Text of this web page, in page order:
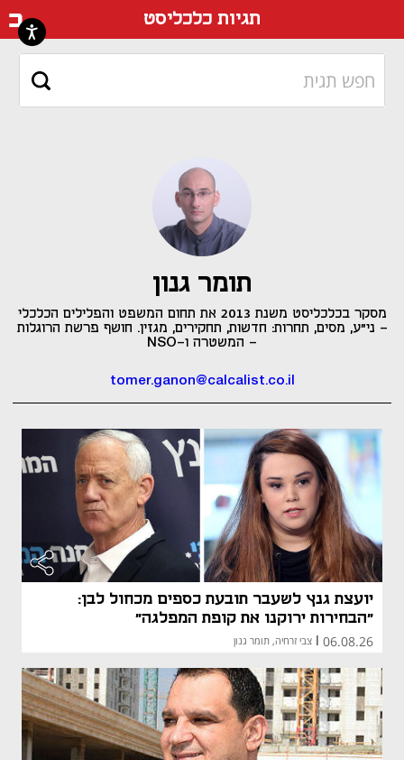
תגיות כלכליסט
תומר גנון
מסקר בכלכליסט משנת 2013 את תחום המשפט והפלילים הכלכלי
- ני"ע, מסים, תחרות: חדשות, תחקירים, מגזין. חושף פרשת הרוגלות
- המשטרה ו-NSO
tomer.ganon@calcalist.co.il
יועצת גנץ לשעבר תובעת כספים מכחול לבן:
"הבחירות ירוקנו את קופת המפלגה"
06.08.26 צבי זרחיה, תומר גנון